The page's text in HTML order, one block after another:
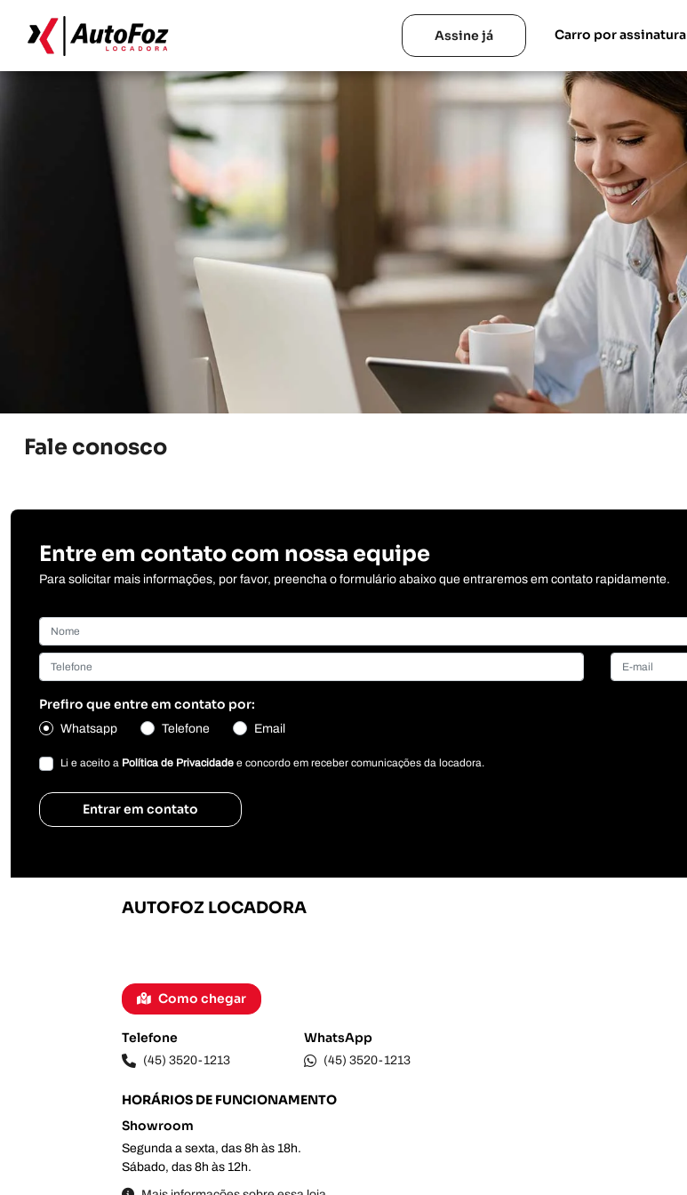
Assine já Carro por assinatura
Fale conosco
Entre em contato com nossa equipe
Para solicitar mais informações, por favor, preencha o formulário abaixo que entraremos em contato rapidamente.
Prefiro que entre em contato por:
Whatsapp Telefone Email
Li e aceito a Política de Privacidade e concordo em receber comunicações da locadora.
Entrar em contato
AUTOFOZ LOCADORA
Como chegar
Telefone
(45) 3520-1213
WhatsApp
(45) 3520-1213
HORÁRIOS DE FUNCIONAMENTO
Showroom
Segunda a sexta, das 8h às 18h.
Sábado, das 8h às 12h.